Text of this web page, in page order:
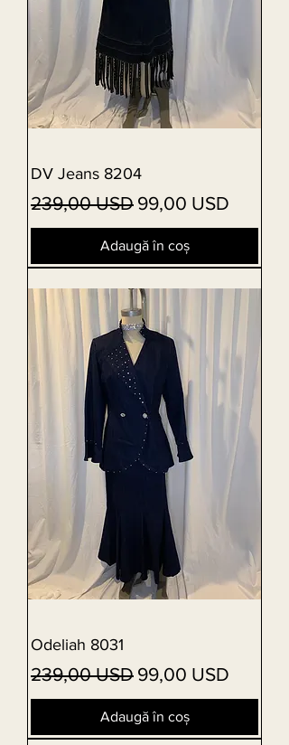
DV Jeans 8204
Preț normal
239,00 USD Preț redus
99,00 USD
Adaugă în coș
Odeliah 8031
Preț normal
239,00 USD Preț redus
99,00 USD
Adaugă în coș